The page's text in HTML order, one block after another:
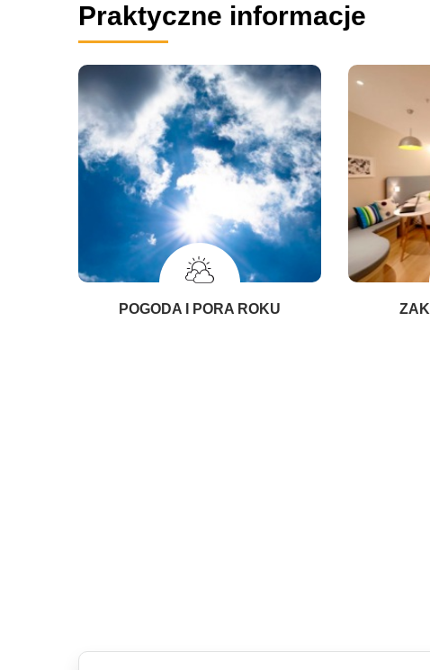
Praktyczne informacje
POGODA I PORA ROKU